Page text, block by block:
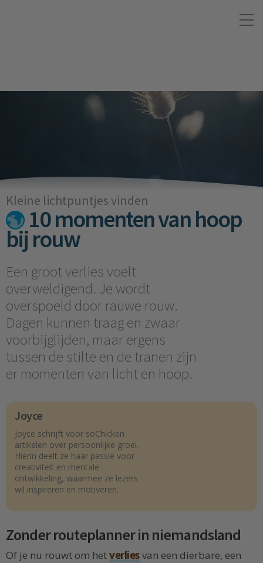
Kleine lichtpuntjes vinden
10 momenten van hoop
bij rouw
Een groot verlies voelt
overweldigend. Je wordt
overspoeld door rauwe rouw.
Dagen kunnen traag en zwaar
voorbijglijden, maar ergens
tussen de stilte en de tranen zijn
er momenten van licht en hoop.
Joyce
Joyce schrijft voor soChicken
artikelen over persoonlijke groei.
Hierin deelt ze haar passie voor
creativiteit en mentale
ontwikkeling, waarmee ze lezers
wil inspireren en motiveren.
Zonder routeplanner in niemandsland
Of je nu rouwt om hetverliesvan een dierbare, een